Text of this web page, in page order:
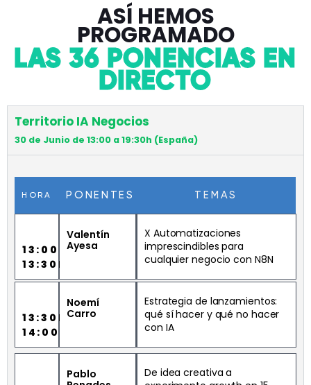
ASÍ HEMOS
PROGRAMADO
LAS 36 PONENCIAS EN
DIRECTO
Territorio IA Negocios
30 de Junio de 13:00 a 19:30h (España)
HORA PONENTES TEMAS
13:00H
13:30H
Valentín
Ayesa
X Automatizaciones
imprescindibles para
cualquier negocio con N8N
13:30H
14:00H
Noemí
Carro
Estrategia de lanzamientos:
qué sí hacer y qué no hacer
con IA
Pablo
De idea creativa a